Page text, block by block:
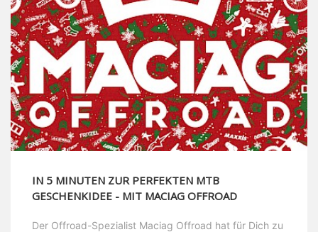
IN 5 MINUTEN ZUR PERFEKTEN MTB
GESCHENKIDEE - MIT MACIAG OFFROAD
Der Offroad-Spezialist Maciag Offroad hat für Dich zu